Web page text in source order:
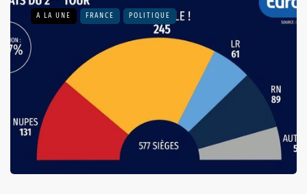
A LA UNE FRANCE POLITIQUE